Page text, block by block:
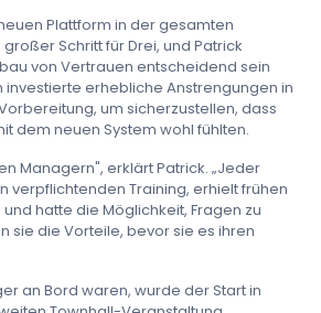
Plattform in der gesamten
Schritt für Drei, und Patrick
von Vertrauen entscheidend sein
investierte erhebliche Anstrengungen in
um sicherzustellen, dass
dem neuen System wohl fühlten.
Managern", erklärt Patrick. „Jeder
verpflichtenden Training, erhielt frühen
hatte die Möglichkeit, Fragen zu
sie die Vorteile, bevor sie es ihren
an Bord waren, wurde der Start in